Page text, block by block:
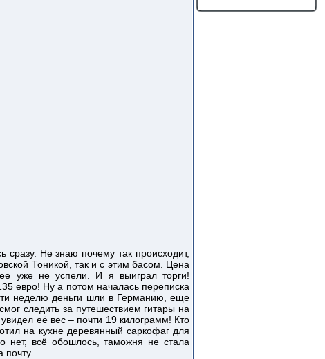
Не знаю почему так происходит,
Тоникой, так и с этим басом. Цена
уже не успели. И я выиграл торги!
евро! Ну а потом началась переписка
неделю деньги шли в Германию, еще
следить за путешествием гитары на
её вес – почти 19 килограмм! Кто
на кухне деревянный саркофаг для
нет, всё обошлось, таможня не стала